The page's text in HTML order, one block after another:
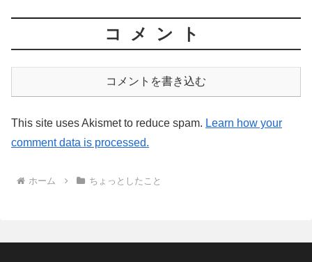
コメント
コメントを書き込む
This site uses Akismet to reduce spam. Learn how your
comment data is processed.
ホーム ちょっとしたこと